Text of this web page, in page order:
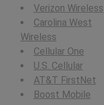
Verizon Wireless
Carolina West
Wireless
Cellular One
U.S. Cellular
AT&T FirstNet
Boost Mobile